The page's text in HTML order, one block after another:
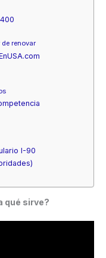
renovar
I-90
qué sirve?